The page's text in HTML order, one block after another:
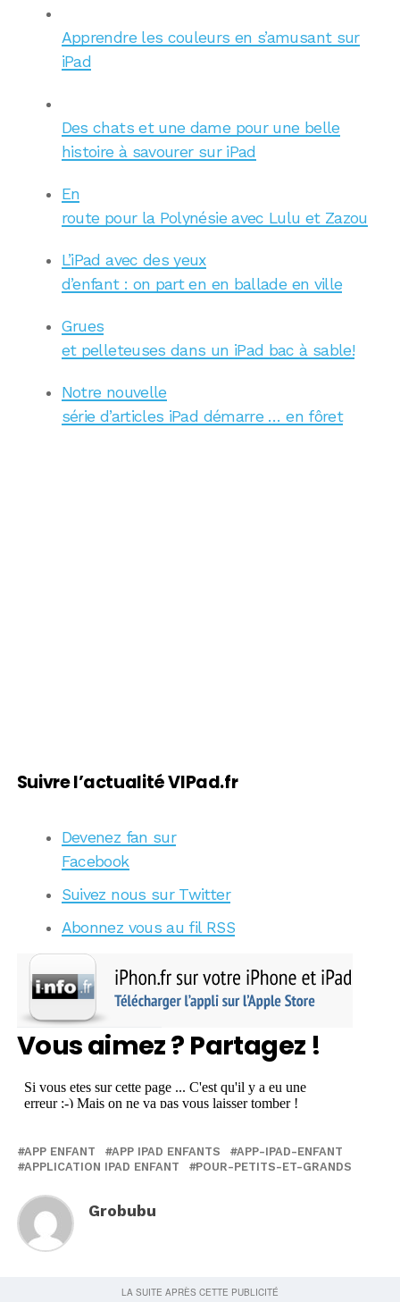
Apprendre les couleurs en s’amusant sur
iPad
Des chats et une dame pour une belle
histoire à savourer sur iPad
En
route pour la Polynésie avec Lulu et Zazou
L’iPad avec des yeux
d’enfant : on part en en ballade en ville
Grues
et pelleteuses dans un iPad bac à sable!
Notre nouvelle
série d’articles iPad démarre … en fôret
Suivre l’actualité VIPad.fr
Devenez fan sur
Facebook
Suivez nous sur Twitter
Abonnez vous au fil RSS
Vous aimez ? Partagez !
APP ENFANT APP IPAD ENFANTS
APP-IPAD-ENFANT
APPLICATION IPAD ENFANT
POUR-PETITS-ET-GRANDS
Grobubu